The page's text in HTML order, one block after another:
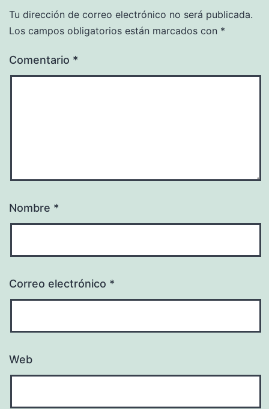
Tu dirección de correo electrónico no será publicada.
Los campos obligatorios están marcados con *
Comentario *
Nombre *
Correo electrónico *
Web